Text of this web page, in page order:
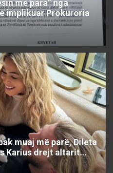
me para” nga
implikuar Prokuroria
muaj më parë, Dileta
Karius drejt altarit…